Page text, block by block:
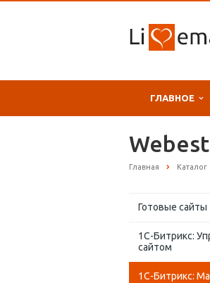
ГЛАВНОЕ
Главная Каталог
Готовые сайты
1С-Битрикс:
сайтом
1С-Битрикс: